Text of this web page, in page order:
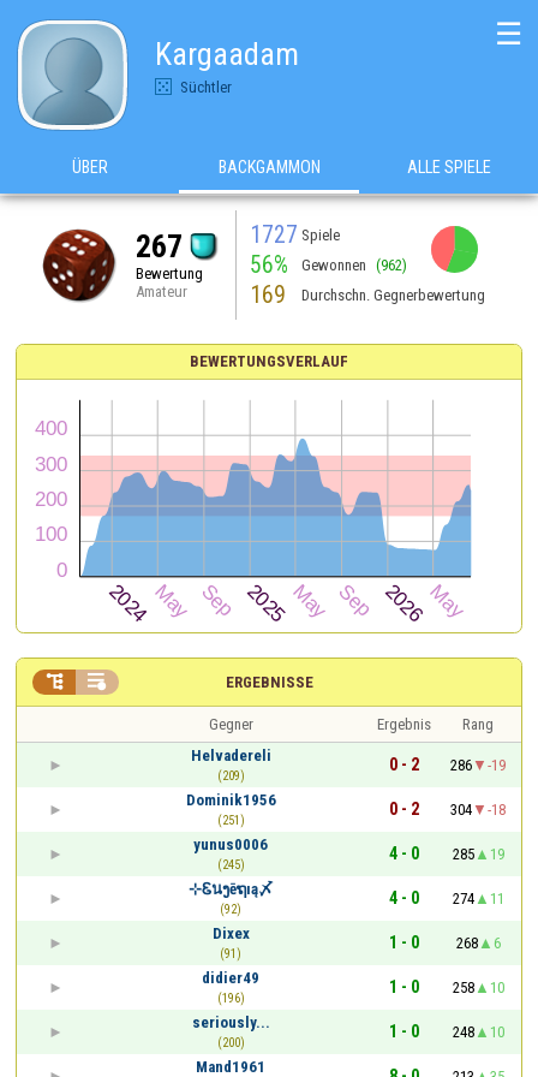
Kargaadam
Süchtler
☰
ÜBER BACKGAMMON ALLE SPIELE
267
Bewertung
Amateur
1727 Spiele
56% Gewonnen (962)
169 Durchschn. Gegnerbewertung
BEWERTUNGSVERLAUF
ERGEBNISSE
 
Gegner Ergebnis
Rang
Helvadereli
(209)
0 - 2 286
-19
Dominik1956
(251)
0 - 2 304
-18
yunus0006
(245)
4 - 0 285
19
⊹Ꮛนງēຖıą〆
(92)
4 - 0 274
11
Dixex
(91)
1 - 0 268
6
didier49
(196)
1 - 0 258
10
seriously...
(200)
1 - 0 248
10
Mand1961